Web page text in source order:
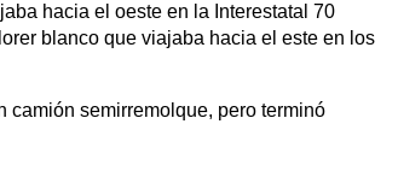
hacia el oeste en la Interestatal 70
blanco que viajaba hacia el este en los
camión semirremolque, pero terminó